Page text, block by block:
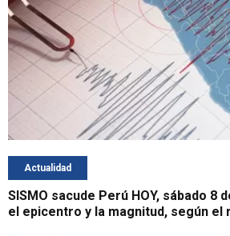
Actualidad
SISMO sacude Perú HOY, sábado 8
el epicentro y la magnitud, según el